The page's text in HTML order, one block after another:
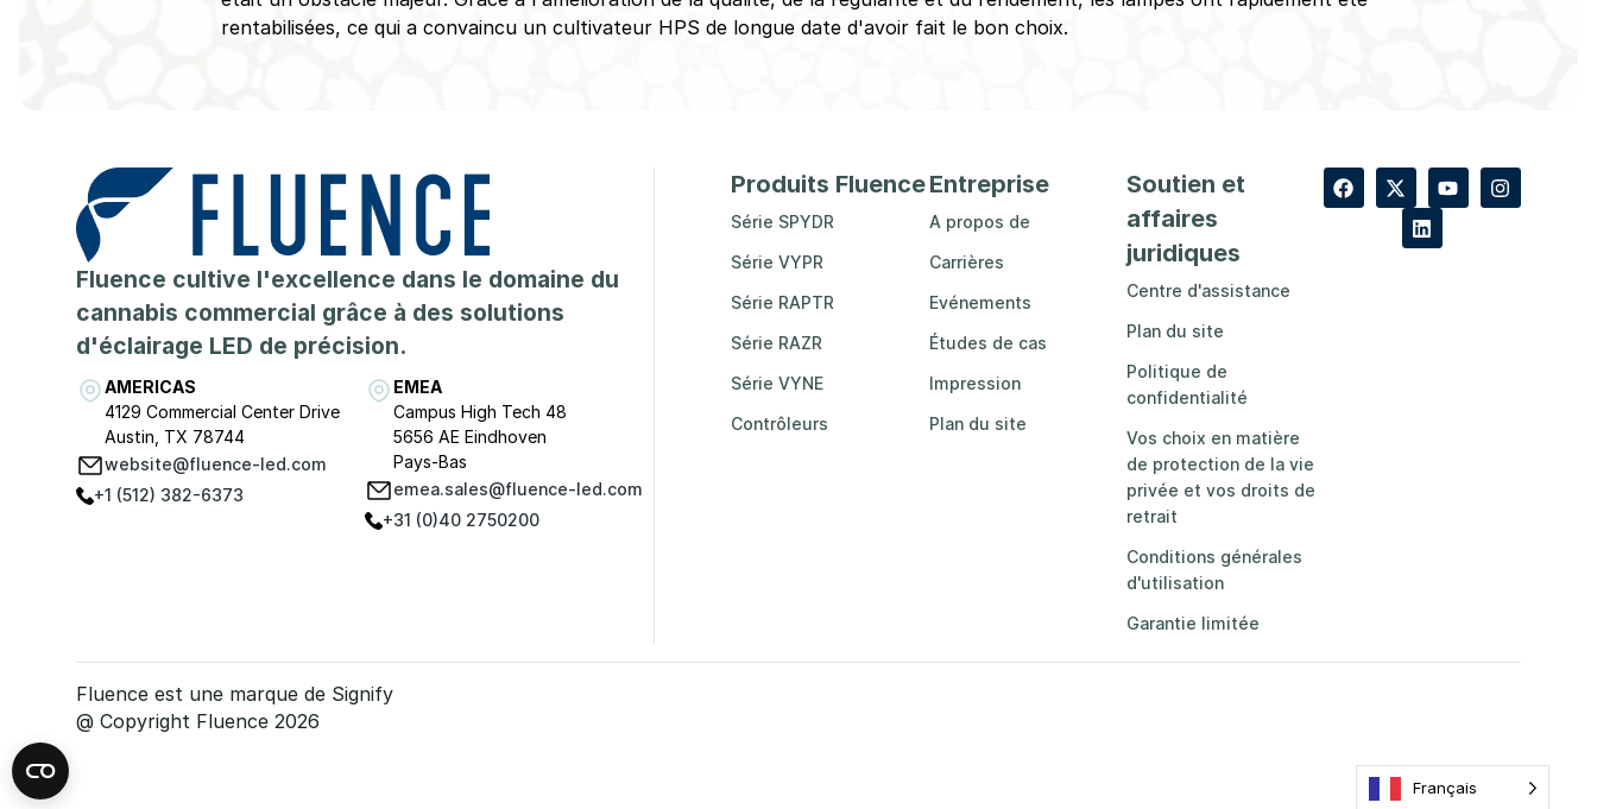
rentabilisées, ce qui a convaincu un cultivateur HPS de longue date d'avoir fait le bon choix.
Fluence cultive l'excellence dans le domaine du
cannabis commercial grâce à des solutions
d'éclairage LED de précision.
AMERICAS
4129 Commercial Center Drive
Austin, TX 78744
website@fluence-led.com
+1 (512) 382-6373
EMEA
Campus High Tech 48
5656 AE Eindhoven
Pays-Bas
emea.sales@fluence-led.com
+31 (0)40 2750200
Produits Fluence
Série SPYDR
Série VYPR
Série RAPTR
Série RAZR
Série VYNE
Contrôleurs
Entreprise
A propos de
Carrières
Evénements
Études de cas
Impression
Plan du site
Soutien et
affaires
juridiques
Centre d'assistance
Plan du site
Politique de
confidentialité
Vos choix en matière
de protection de la vie
privée et vos droits de
retrait
Conditions générales
d'utilisation
Garantie limitée
Fluence est une marque de Signify
@ Copyright Fluence 2026
Français